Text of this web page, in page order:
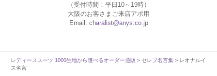
（受付時間：平日10～19時）
大阪のお客さまご来店アポ用
Email: charalist@anys.co.jp
レディーススーツ 1000生地から選べるオーダー通販 > セレブ名言集 > レオナルイ
ス名言